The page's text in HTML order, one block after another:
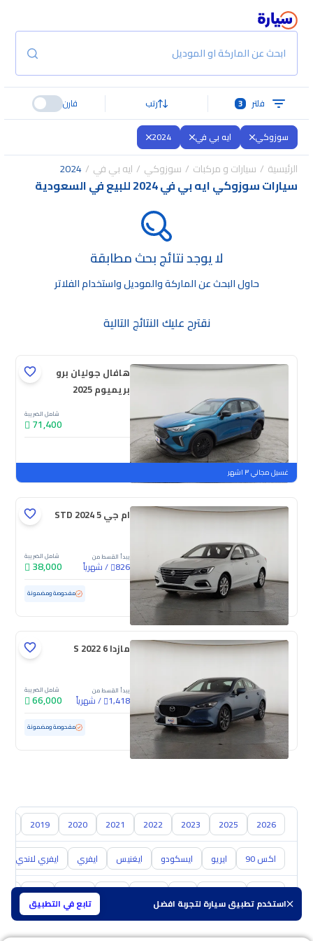
استخدم تطبيق سيارة لتجربة افضل تابع في التطبيق
ابحث عن الماركة او الموديل
فلتر 3 رتب قارن
سوزوكي ايه بي في 2024
الرئيسية سيارات و مركبات سوزوكي ايه بي في 2024
سيارات سوزوكي ايه بي في 2024 للبيع في السعودية
لا يوجد نتائج بحث مطابقة
حاول البحث عن الماركة والموديل واستخدام الفلاتر
نقترح عليك النتائج التالية
هافال جوليان برو
بريميوم 2025
شامل الضريبة
71,400
جديدة
ملوحة
غسيل مجاني ٣ اشهر
ام جي 5 STD 2024
يبدأ القسط من
826
/شهرياً
شامل الضريبة
38,000
مستعملة 30,627 كم ممشى قليل مفحوصة ومضمونة
مازدا 6 S 2022
يبدأ القسط من
1,418
/شهرياً
شامل الضريبة
66,000
مستعملة 159,302 كم مفحوصة ومضمونة
2026
2025
2023
2022
2021
2020
2019
اكس 90 ايريو ايسكودو ايغنيس ايفري ايفري لاندي
هافال GAC